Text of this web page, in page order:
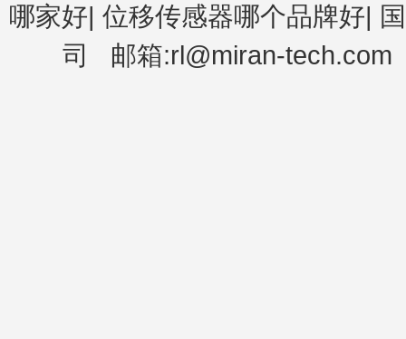
哪家好| 位移传感器哪个品牌好|
司
邮箱:rl@miran-